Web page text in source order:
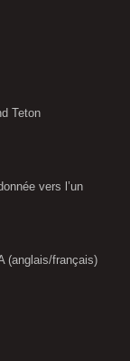
Teton
vers l’un
(anglais/français)